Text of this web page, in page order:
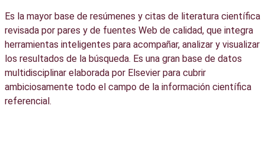
Es la mayor base de resúmenes y citas de literatura científica
revisada por pares y de fuentes Web de calidad, que integra
herramientas inteligentes para acompañar, analizar y visualizar
los resultados de la búsqueda. Es una gran base de datos
multidisciplinar elaborada por Elsevier para cubrir
ambiciosamente todo el campo de la información científica
referencial.